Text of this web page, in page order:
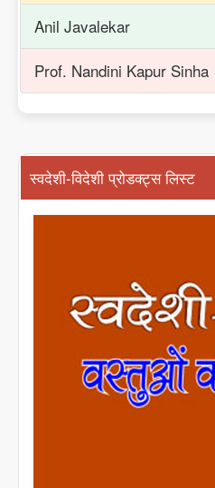
Anil Javalekar
Prof. Nandini Kapur Sinha
स्वदेशी-विदेशी प्रोडक्ट्स लिस्ट